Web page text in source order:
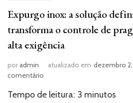
Expurgo inox: a solução
transforma o controle de
alta exigência
poradmin atualizado em dezembro
comentário
inox:
Tempo de leitura: 3 minutos